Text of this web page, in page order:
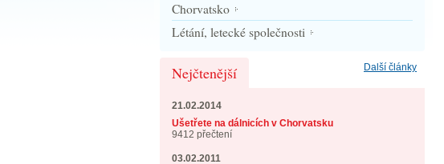
Chorvatsko
Létání, letecké společnosti
Další články
Nejčtenější
21.02.2014
Ušetřete na dálnicích v Chorvatsku
9412 přečtení
03.02.2011